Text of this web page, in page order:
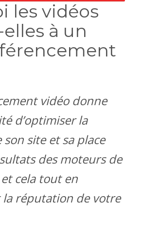
les vidéos
à un
vidéo donne
d’optimiser la
site et sa place
des moteurs de
cela tout en
réputation de votre